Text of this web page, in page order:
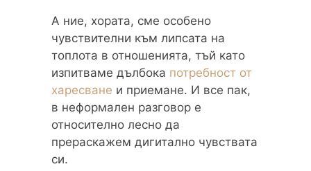
А ние, хората, сме особено
чувствителни към липсата на
топлота в отношенията, тъй като
изпитваме дълбока потребност от
харесване и приемане. И все пак,
в неформален разговор е
относително лесно да
прераскажем дигитално чувствата
си.